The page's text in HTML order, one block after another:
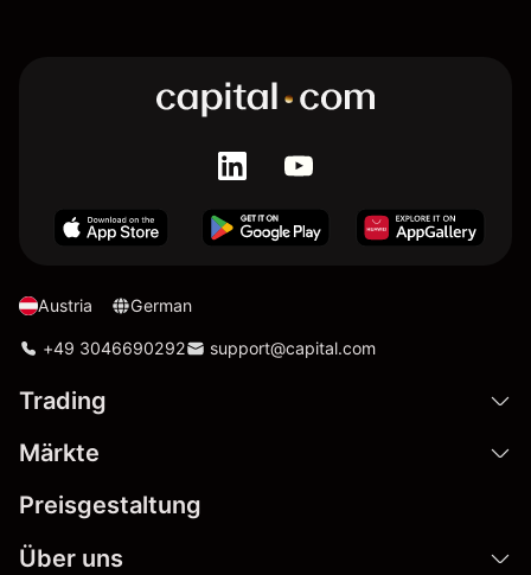
Austria German
+49 3046690292 support@capital.com
Trading
Märkte
Preisgestaltung
Über uns